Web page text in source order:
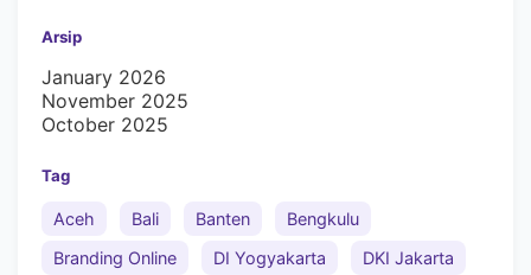
Arsip
January 2026
November 2025
October 2025
Tag
Aceh Bali Banten
Bengkulu
Branding Online
DI Yogyakarta
DKI Jakarta